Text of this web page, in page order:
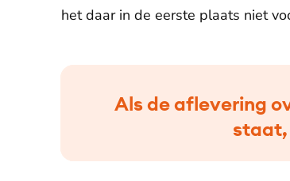
het daar in de eerste plaats niet
Als de aflevering
staat,